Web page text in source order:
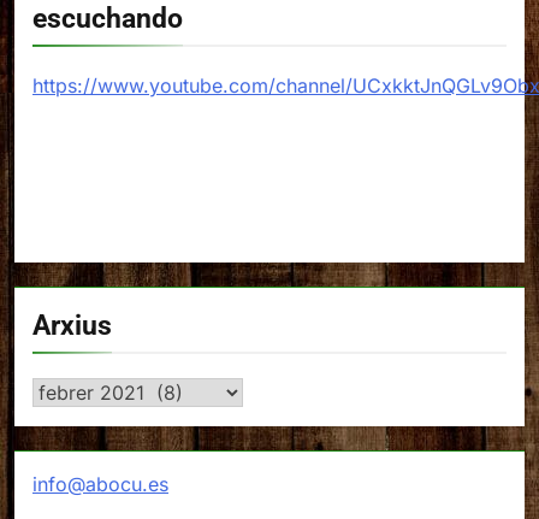
escuchando
https://www.youtube.com/channel/
Arxius
Arxius
info@abocu.es